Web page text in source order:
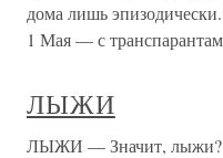
дома лишь
1 Мая — с
ЛЫЖИ
ЛЫЖИ — Значит, лыжи?